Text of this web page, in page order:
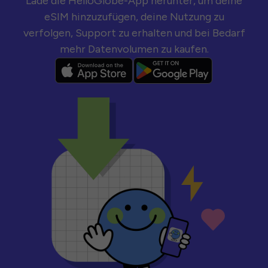
eSIM hinzuzufügen, deine Nutzung zu
verfolgen, Support zu erhalten und bei Bedarf
mehr Datenvolumen zu kaufen.